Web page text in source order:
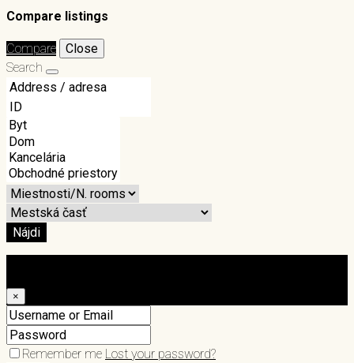
Compare listings
Compare
Close
Search
Nájdi
×
Remember me Lost your password?